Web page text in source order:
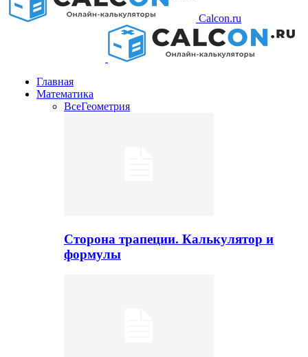
Calcon.ru
Главная
Математика
ВсеГеометрия
Сторона трапеции. Калькулятор и
формулы